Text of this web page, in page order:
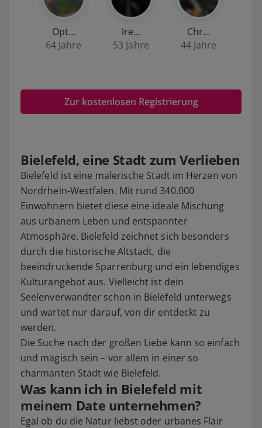
Opt…
64 Jahre
Ire…
53 Jahre
Chr…
44 Jahre
Zur kostenlosen Registrierung
Bielefeld, eine Stadt zum Verlieben
Bielefeld ist eine malerische Stadt im Herzen von
Nordrhein-Westfalen. Mit rund 340.000
Einwohnern bietet diese eine ideale Mischung
aus urbanem Leben und entspannter
Atmosphäre. Bielefeld zeichnet sich besonders
durch die historische Altstadt, die
beeindruckende Sparrenburg und ein lebendiges
Kulturangebot aus. Vielleicht ist dein
Seelenverwandter schon in Bielefeld unterwegs
und wartet nur darauf, von dir entdeckt zu
werden.
Die Suche nach der großen Liebe kann so einfach
und magisch sein – vor allem in einer so
charmanten Stadt wie Bielefeld.
Was kann ich in Bielefeld mit
meinem Date unternehmen?
Egal ob du die Natur liebst oder urbanes Flair